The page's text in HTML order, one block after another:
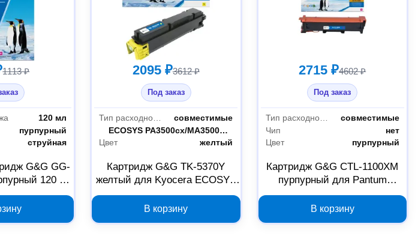
1113 ₽
120 мл
пурпурный
струйная
G&G GG-
120 мл
1527935
2095 ₽3612 ₽
Под заказ
совместимые
Совместимость
ECOSYS PA3500cx/MA3500cifx
Цвет
желтый
Картридж G&G TK-5370Y
желтый для Kyocera ECOSYS
PA3500cx/MA3500cifx, арт.
2047987
В корзину
2715 ₽4602 ₽
Под заказ
Тип расходного материала
совместимые
Чип
нет
Цвет
пурпурный
Картридж G&G CTL-1100XM
пурпурный для Pantum
CP1100/CP1100DN/CP1100DW,
арт. 2048116
В корзину